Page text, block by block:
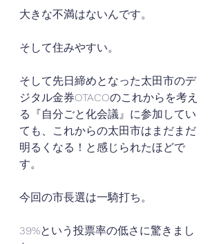
大きな不満はないんです。
そして住みやすい。
そして先日締めとなった太田市のデ
ジタル金券OTACOのこれからを考え
る『自分ごと化会議』に参加してい
ても、これからの太田市はまだまだ
明るくなる！と感じられたほどで
す。
今回の市長選は一騎打ち。
39%という投票率の低さに驚きまし